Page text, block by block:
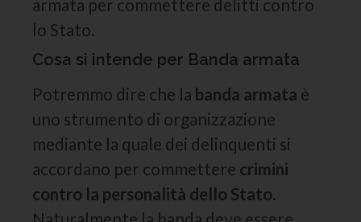
armata per commettere delitti contro
lo Stato.
Cosa si intende per Banda armata
Potremmo dire che la banda armata è
uno strumento di organizzazione
mediante la quale dei delinquenti si
accordano per commettere crimini
contro la personalità dello Stato.